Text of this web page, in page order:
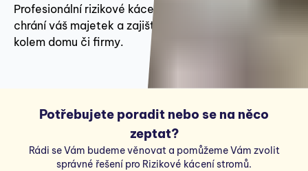
Profesionální rizikové kácení předejde škodám,
chrání váš majetek a zajišťuje bezpečné prostředí
kolem domu či firmy.
Potřebujete poradit nebo se na něco
zeptat?
Rádi se Vám budeme věnovat a pomůžeme Vám zvolit
správné řešení pro Rizikové kácení stromů.